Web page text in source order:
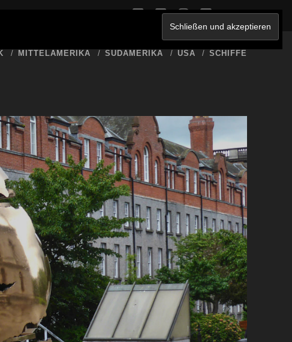
twitterfacebook
instagram
youtube
MITTELAMERIKA SÜDAMERIKA USA SCHIFFE